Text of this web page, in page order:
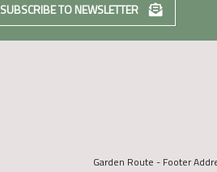
SUBSCRIBE TO NEWSLETTER
Garden Route - Footer